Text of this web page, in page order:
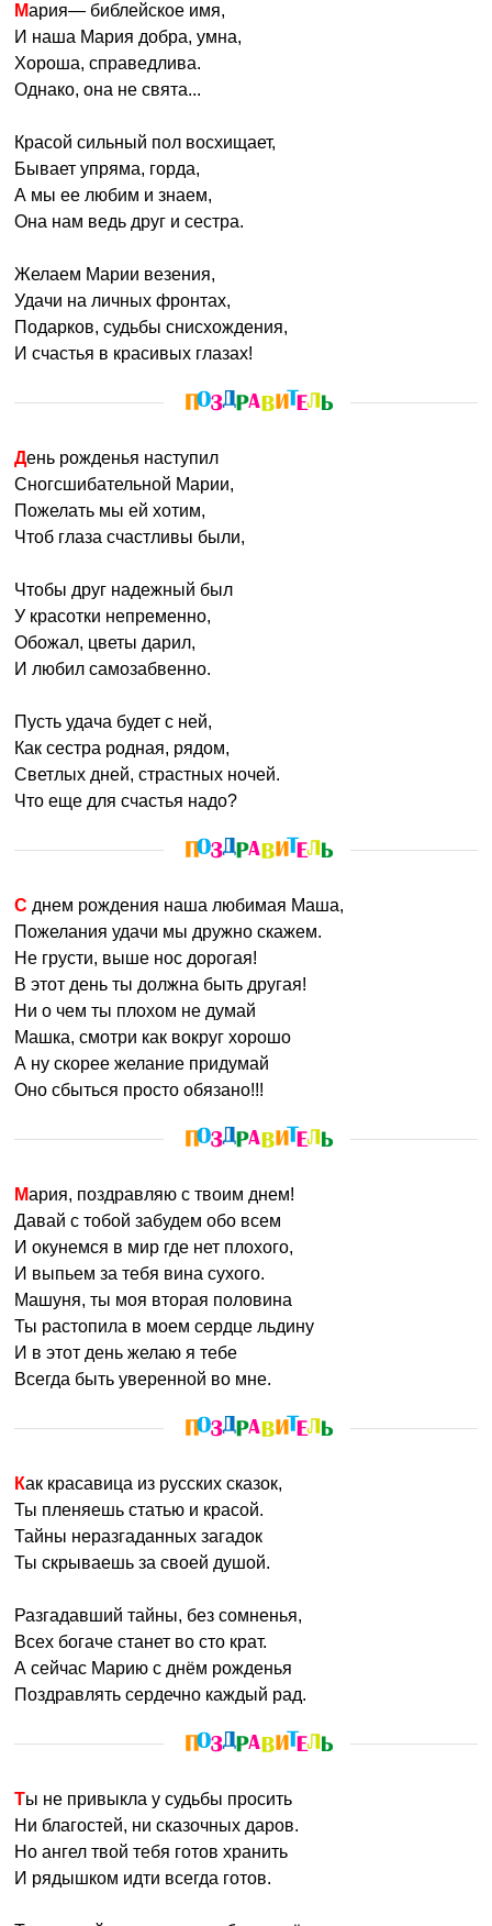
Мария— библейское имя,
И наша Мария добра, умна,
Хороша, справедлива.
Однако, она не свята...
Красой сильный пол восхищает,
Бывает упряма, горда,
А мы ее любим и знаем,
Она нам ведь друг и сестра.
Желаем Марии везения,
Удачи на личных фронтах,
Подарков, судьбы снисхождения,
И счастья в красивых глазах!
День рожденья наступил
Сногсшибательной Марии,
Пожелать мы ей хотим,
Чтоб глаза счастливы были,
Чтобы друг надежный был
У красотки непременно,
Обожал, цветы дарил,
И любил самозабвенно.
Пусть удача будет с ней,
Как сестра родная, рядом,
Светлых дней, страстных ночей.
Что еще для счастья надо?
С днем рождения наша любимая Маша,
Пожелания удачи мы дружно скажем.
Не грусти, выше нос дорогая!
В этот день ты должна быть другая!
Ни о чем ты плохом не думай
Машка, смотри как вокруг хорошо
А ну скорее желание придумай
Оно сбыться просто обязано!!!
Мария, поздравляю с твоим днем!
Давай с тобой забудем обо всем
И окунемся в мир где нет плохого,
И выпьем за тебя вина сухого.
Машуня, ты моя вторая половина
Ты растопила в моем сердце льдину
И в этот день желаю я тебе
Всегда быть уверенной во мне.
Как красавица из русских сказок,
Ты пленяешь статью и красой.
Тайны неразгаданных загадок
Ты скрываешь за своей душой.
Разгадавший тайны, без сомненья,
Всех богаче станет во сто крат.
А сейчас Марию с днём рожденья
Поздравлять сердечно каждый рад.
Ты не привыкла у судьбы просить
Ни благостей, ни сказочных даров.
Но ангел твой тебя готов хранить
И рядышком идти всегда готов.